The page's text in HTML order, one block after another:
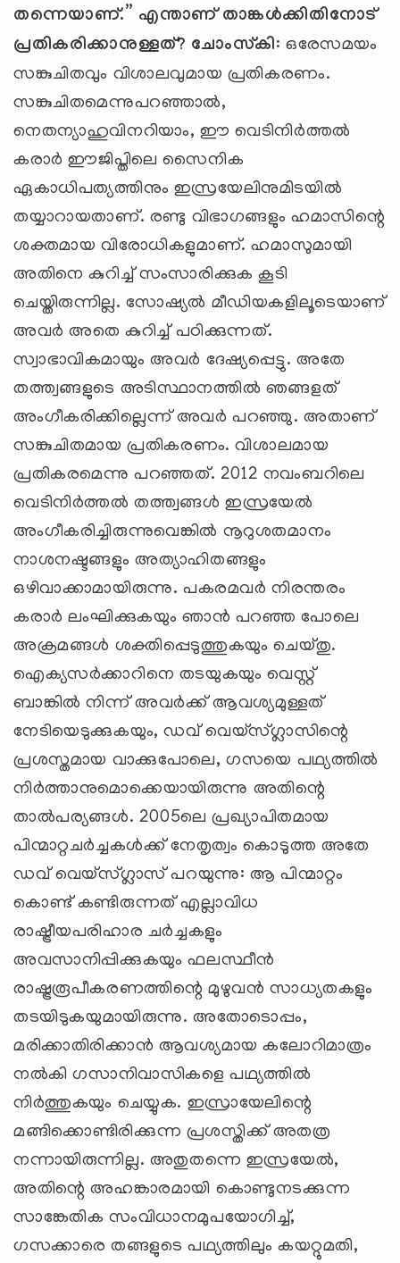
തന്നെയാണ്.
എന്താണ് താങ്കള്‍ക്കിതിനോട്
പ്രതികരിക്കാനുള്ളത്? ചോംസ്‌കി: ഒരേസമയം
സങ്കുചിതവും വിശാലവുമായ പ്രതികരണം.
സങ്കുചിതമെന്നുപറഞ്ഞാല്‍,
നെതന്യാഹുവിനറിയാം, ഈ വെടിനിര്‍ത്തല്‍
കരാര്‍ ഈജിപ്തിലെ സൈനിക
ഏകാധിപത്യത്തിനും ഇസ്രയേലിനുമിടയില്‍
തയ്യാറായതാണ്. രണ്ടു വിഭാഗങ്ങളും ഹമാസിന്റെ
ശക്തമായ വിരോധികളുമാണ്. ഹമാസുമായി
അതിനെ കുറിച്ച് സംസാരിക്കുക കൂടി
ചെയ്തിരുന്നില്ല. സോഷ്യല്‍ മീഡിയകളിലൂടെയാണ്
അവര്‍ അതെ കുറിച്ച് പഠിക്കുന്നത്.
സ്വാഭാവികമായും അവര്‍ ദേഷ്യപ്പെട്ടു. അതേ
തത്ത്വങ്ങളുടെ അടിസ്ഥാനത്തില്‍ ഞങ്ങളത്
അംഗീകരിക്കില്ലെന്ന് അവര്‍ പറഞ്ഞു. അതാണ്
സങ്കുചിതമായ പ്രതികരണം. വിശാലമായ
പ്രതികരമെന്നു പറഞ്ഞത്. 2012 നവംബറിലെ
വെടിനിര്‍ത്തല്‍ തത്ത്വങ്ങള്‍ ഇസ്രയേല്‍
അംഗീകരിച്ചിരുന്നുവെങ്കില്‍ നൂറുശതമാനം
നാശനഷ്ടങ്ങളും അത്യാഹിതങ്ങളും
ഒഴിവാക്കാമായിരുന്നു. പകരമവര്‍ നിരന്തരം
കരാര്‍ ലംഘിക്കുകയും ഞാന്‍ പറഞ്ഞ പോലെ
അക്രമങ്ങള്‍ ശക്തിപ്പെടുത്തുകയും ചെയ്തു.
ഐക്യസര്‍ക്കാറിനെ തടയുകയും വെസ്റ്റ്
ബാങ്കില്‍ നിന്ന് അവര്‍ക്ക് ആവശ്യമുള്ളത്
നേടിയെടുക്കുകയും, ഡവ് വെയ്‌സ്ഗ്ലാസിന്റെ
പ്രശസ്തമായ വാക്കുപോലെ, ഗസയെ പഥ്യത്തില്‍
നിര്‍ത്താനുമൊക്കെയായിരുന്നു അതിന്റെ
താല്‍പര്യങ്ങള്‍. 2005ലെ പ്രഖ്യാപിതമായ
പിന്മാറ്റചര്‍ച്ചകള്‍ക്ക് നേതൃത്വം കൊടുത്ത അതേ
ഡവ് വെയ്‌സ്ഗ്ലാസ് പറയുന്നു: ആ പിന്മാറ്റം
കൊണ്ട് കണ്ടിരുന്നത് എല്ലാവിധ
രാഷ്ട്രീയപരിഹാര ചര്‍ച്ചകളും
അവസാനിപ്പിക്കുകയും ഫലസ്ഥീന്‍
രാഷ്ട്രരൂപീകരണത്തിന്റെ മുഴുവന്‍ സാധ്യതകളും
തടയിടുകയുമായിരുന്നു. അതോടൊപ്പം,
മരിക്കാതിരിക്കാന്‍ ആവശ്യമായ കലോറിമാത്രം
നല്‍കി ഗസാനിവാസികളെ പഥ്യത്തില്‍
നിര്‍ത്തുകയും ചെയ്യുക. ഇസ്രായേലിന്റെ
മങ്ങിക്കൊണ്ടിരിക്കുന്ന പ്രശസ്തിക്ക് അതത്ര
നന്നായിരുന്നില്ല. അതുതന്നെ ഇസ്രയേല്‍,
അതിന്റെ അഹങ്കാരമായി കൊണ്ടുനടക്കുന്ന
സാങ്കേതിക സംവിധാനമുപയോഗിച്ച്,
ഗസക്കാരെ തങ്ങളുടെ പഥ്യത്തിലും കയറ്റുമതി,